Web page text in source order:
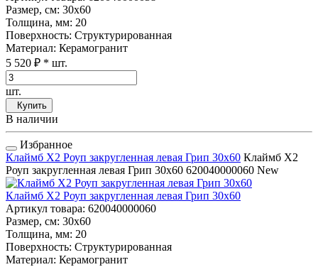
Размер, см: 30x60
Толщина, мм: 20
Поверхность: Структурированная
Материал: Керамогранит
5 520 ₽ * шт.
шт.
Купить
В наличии
Избранное
Клаймб Х2 Роуп закругленная левая Грип 30x60 Клаймб Х2
Роуп закругленная левая Грип 30x60 620040000060 New
Клаймб Х2 Роуп закругленная левая Грип 30x60
Артикул товара: 620040000060
Размер, см: 30x60
Толщина, мм: 20
Поверхность: Структурированная
Материал: Керамогранит